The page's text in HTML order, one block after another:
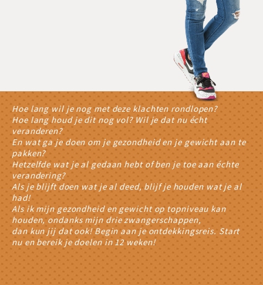
Hoe lang wil je nog met deze klachten rondlopen?
Hoe lang houd je dit nog vol? Wil je dat nu écht
veranderen?
En wat ga je doen om je gezondheid en je gewicht aan te
pakken?
Hetzelfde wat je al gedaan hebt of ben je toe aan échte
verandering?
Als je blijft doen wat je al deed, blijf je houden wat je al
had!
Als ik mijn gezondheid en gewicht op topniveau kan
houden, ondanks mijn drie zwangerschappen,
dan kun jij dat ook! Begin aan je ontdekkingsreis. Start
nu en bereik je doelen in 12 weken!